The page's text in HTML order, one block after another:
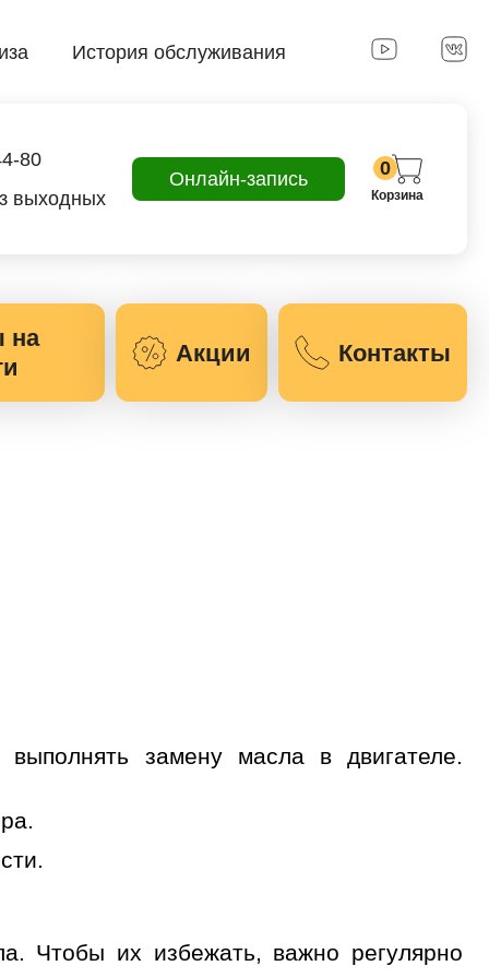
История обслуживания
80
выходных
Онлайн-запись 0
Корзина
на
Акции Контакты
замену масла в двигателе.
Чтобы их избежать, важно регулярно